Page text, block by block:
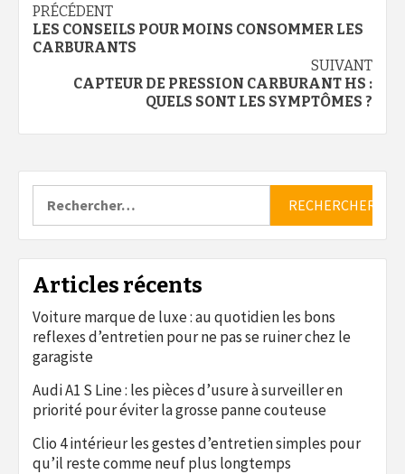
Continue
Reading
PRÉCÉDENT
LES CONSEILS POUR MOINS CONSOMMER LES
CARBURANTS
SUIVANT
CAPTEUR DE PRESSION CARBURANT HS :
QUELS SONT LES SYMPTÔMES ?
Articles récents
Voiture marque de luxe : au quotidien les bons
reflexes d’entretien pour ne pas se ruiner chez le
garagiste
Audi A1 S Line : les pièces d’usure à surveiller en
priorité pour éviter la grosse panne couteuse
Clio 4 intérieur les gestes d’entretien simples pour
qu’il reste comme neuf plus longtemps